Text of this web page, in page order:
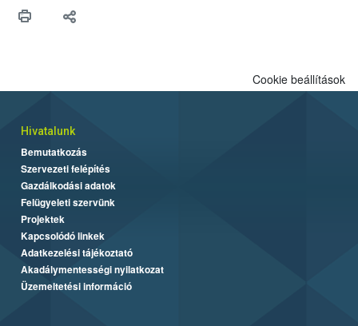
Cookie beállítások
Hivatalunk
Bemutatkozás
Szervezeti felépítés
Gazdálkodási adatok
Felügyeleti szervünk
Projektek
Kapcsolódó linkek
Adatkezelési tájékoztató
Akadálymentességi nyilatkozat
Üzemeltetési információ